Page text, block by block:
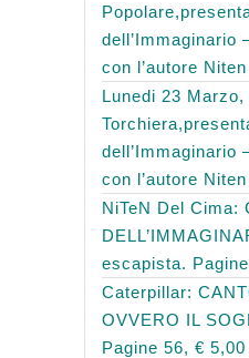
dell’Immaginario
con l’autore
Lunedi 23
dell’Immaginario
con l’autore
NiTeN Del Cima:
escapista.
Caterpillar:
OVVERO IL
Pagine 56, € 5,00